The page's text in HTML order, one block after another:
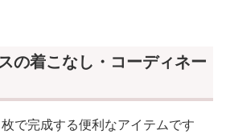
の着こなし・コーディネー
で完成する便利なアイテムです